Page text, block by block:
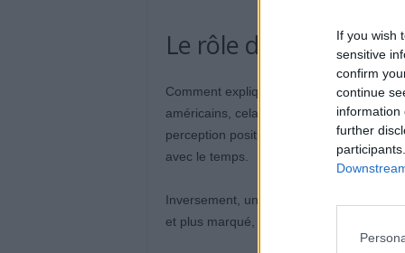
If you wish
sensitive
confirm
continue
information
further
Le rôle de la
Comment expliquer que certains seniors
américains, cela dépend surtout de leur
perception positive du vieillissement au
avec le temps.
Inversement, une perception négative du
et plus marqué, comme l’avait déjà